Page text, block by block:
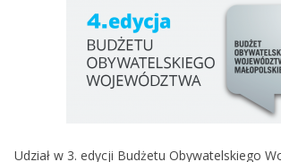
Udział w 3. edycji Budżetu Obywatelskiego